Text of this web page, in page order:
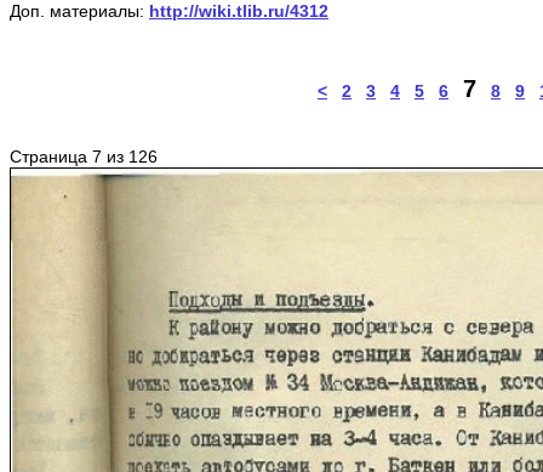
Доп. материалы: http://wiki.tlib.ru/4312
< 2 3 4 5 6 7 8 9
Страница 7 из 126